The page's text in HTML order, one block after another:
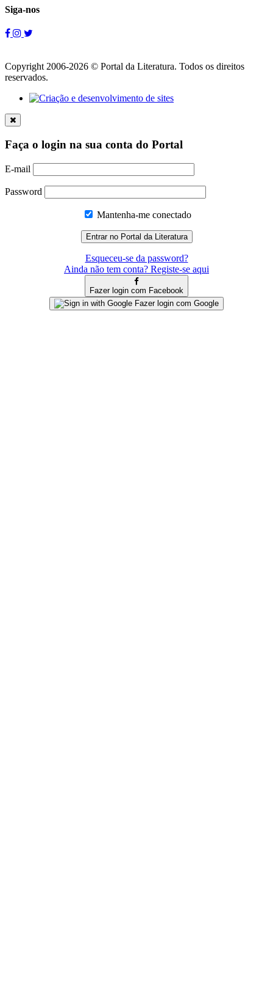
Siga-nos
Copyright 2006-2026 © Portal da Literatura. Todos os direitos
reservados.
Faça o login na sua conta do Portal
E-mail
Password
Mantenha-me conectado
Esqueceu-se da password?
Ainda não tem conta? Registe-se aqui
Fazer login com Facebook
Fazer login com Google